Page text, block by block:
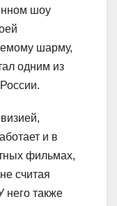
шоу
шарму,
одним из
и в
фильмах,
считая
него также